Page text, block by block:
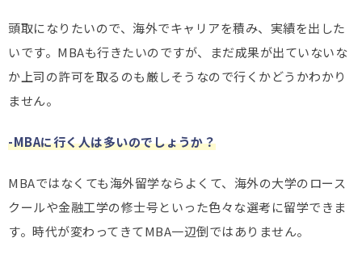
頭取になりたいので、海外でキャリアを積み、実績を出した
いです。MBAも行きたいのですが、まだ成果が出ていないな
か上司の許可を取るのも厳しそうなので行くかどうかわかり
ません。
-MBAに行く人は多いのでしょうか？
MBAではなくても海外留学ならよくて、海外の大学のロース
クールや金融工学の修士号といった色々な選考に留学できま
す。時代が変わってきてMBA一辺倒ではありません。